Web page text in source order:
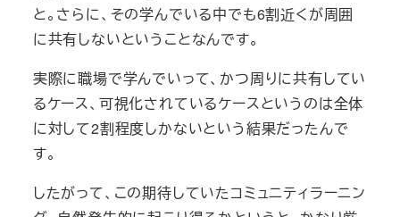
と。さらに、その学んでいる中でも6割近くが周囲
に共有しないということなんです。
実際に職場で学んでいって、かつ周りに共有してい
るケース、可視化されているケースというのは全体
に対して2割程度しかないという結果だったんで
す。
したがって、この期待していたコミュニティラーニン